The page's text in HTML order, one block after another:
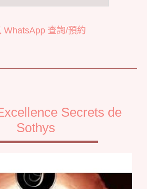
WhatsApp 查詢/預約
Secrets de
Sothys